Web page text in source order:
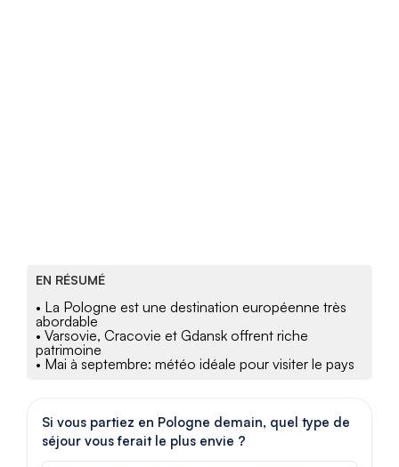
EN RÉSUMÉ
• La Pologne est une destination européenne très
abordable
• Varsovie, Cracovie et Gdansk offrent riche
patrimoine
• Mai à septembre: météo idéale pour visiter le pays
Si vous partiez en Pologne demain, quel type de
séjour vous ferait le plus envie ?